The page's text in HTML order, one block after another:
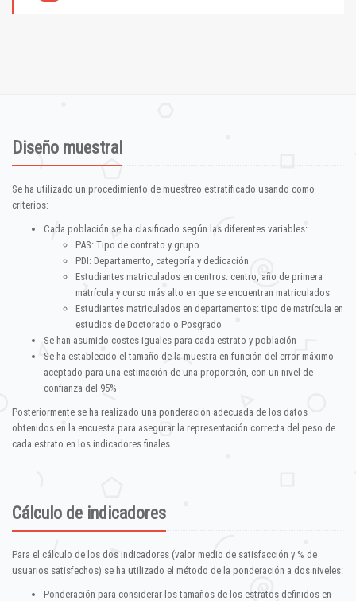
Diseño muestral
Se ha utilizado un procedimiento de muestreo estratificado usando como
criterios:
Cada población se ha clasificado según las diferentes variables:
PAS: Tipo de contrato y grupo
PDI: Departamento, categoría y dedicación
Estudiantes matriculados en centros: centro, año de primera
matrícula y curso más alto en que se encuentran matriculados
Estudiantes matriculados en departamentos: tipo de matrícula en
estudios de Doctorado o Posgrado
Se han asumido costes iguales para cada estrato y población
Se ha establecido el tamaño de la muestra en función del error máximo
aceptado para una estimación de una proporción, con un nivel de
confianza del 95%
Posteriormente se ha realizado una ponderación adecuada de los datos
obtenidos en la encuesta para asegurar la representación correcta del peso de
cada estrato en los indicadores finales.
Cálculo de indicadores
Para el cálculo de los dos indicadores (valor medio de satisfacción y % de
usuarios satisfechos) se ha utilizado el método de la ponderación a dos niveles:
Ponderación para considerar los tamaños de los estratos definidos en